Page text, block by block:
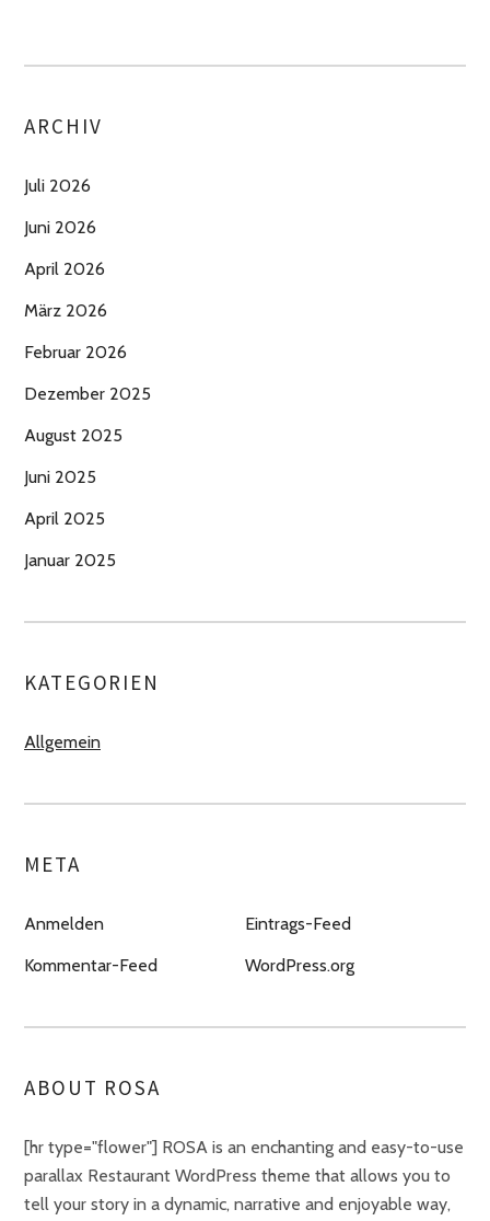
ARCHIV
Juli 2026
Juni 2026
April 2026
März 2026
Februar 2026
Dezember 2025
August 2025
Juni 2025
April 2025
Januar 2025
KATEGORIEN
Allgemein
META
Anmelden
Eintrags-Feed
Kommentar-Feed
WordPress.org
ABOUT ROSA
[hr type="flower"] ROSA is an enchanting and easy-to-use
parallax Restaurant WordPress theme that allows you to
tell your story in a dynamic, narrative and enjoyable way,